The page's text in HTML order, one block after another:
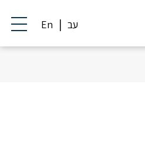
עב En